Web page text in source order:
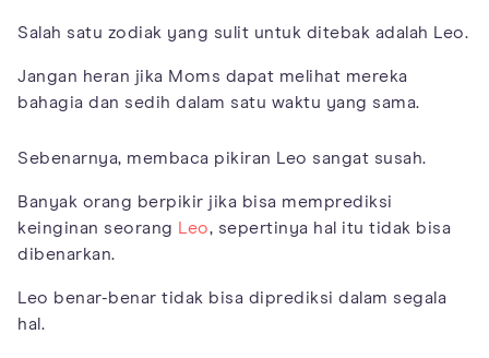
Salah satu zodiak yang sulit untuk ditebak adalah Leo.
Jangan heran jika Moms dapat melihat mereka
bahagia dan sedih dalam satu waktu yang sama.
Sebenarnya, membaca pikiran Leo sangat susah.
Banyak orang berpikir jika bisa memprediksi
keinginan seorang Leo, sepertinya hal itu tidak bisa
dibenarkan.
Leo benar-benar tidak bisa diprediksi dalam segala
hal.